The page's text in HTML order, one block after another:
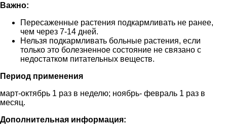
Важно:
Пересаженные растения подкармливать не ранее,
чем через 7-14 дней.
Нельзя подкармливать больные растения, если
только это болезненное состояние не связано с
недостатком питательных веществ.
Период применения
март-октябрь 1 раз в неделю; ноябрь- февраль 1 раз в
месяц.
Дополнительная информация: